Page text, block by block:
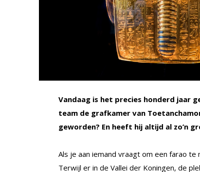
Vandaag is het precies honderd jaar
team de grafkamer van
geworden? En heeft hij altijd al zo’n
Als je aan iemand vraagt om een farao te
Terwijl er in de Vallei der Koningen, de